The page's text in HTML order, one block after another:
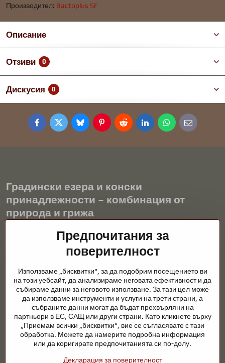
Производител: Bactoplus SF
Описание
Отзиви 0
Дискусия 0
FacebookTwitterBlueskyPinterestRedditLinkedInWhatsApp
E-
mail
Градински езера и конски
принадлежности – комбинация от
природа и грижа
Градинските езера са красиво допълнение към всеки екстериор
и създават хармонична среда за релаксация и живот на водните
животни. Правилната технология, филтрацията и редовната
през цялата година. Също толкова важна е грижата за
животните, които са част от нашия живот.
Конете се нуждаят от висококачествени конски принадлежности,
правилно хранене и отговорни грижи, за да бъдат здрави, силни
и доволни. Независимо дали става въпрос за екипировка за
ездачи, развъдчици или любители на природата, целта е да се
създаде среда, която подкрепя естествения баланс,
Предпочитания за
поверителност
Използваме „бисквитки", за да подобрим посещението ви
на този уебсайт, да анализираме неговата ефективност и да
събираме данни за неговото използване. За тази цел може
да използваме инструменти и услуги на трети страни, а
събраните данни могат да бъдат прехвърляни на
партньори в ЕС, САЩ или други страни. Като кликнете върху
„Приемам всички „бисквитки", вие се съгласявате с тази
обработка. Можете да намерите подробна информация
или да коригирате предпочитанията си по-долу.
Декларация за поверителност